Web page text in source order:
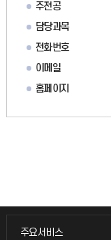
주전공
담당과목
전화번호
이메일
홈페이지
주요서비스
주요서비스